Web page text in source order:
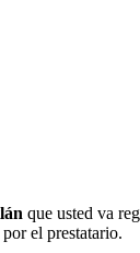
que usted va
el prestatario.